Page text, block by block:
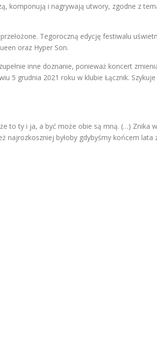
komponują i nagrywają utwory, zgodne z
Tegoroczną edycję festiwalu
oraz Hyper Son.
inne doznanie, ponieważ koncert
5 grudnia 2021 roku w klubie Łącznik.
to ty i ja, a być może obie są mną. (…) Znika
najrozkoszniej byłoby gdybyśmy końcem lata